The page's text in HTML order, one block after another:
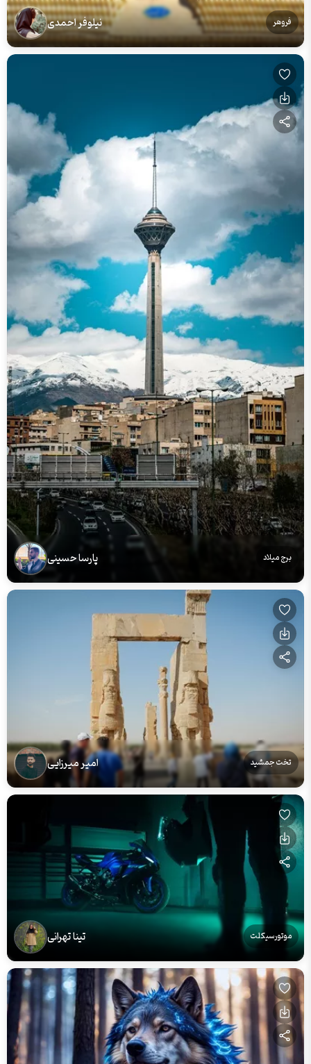
فروهر نیلوفر احمدی
برج میلاد پارسا حسینی
تخت جمشید امیر میرزایی
موتورسیکلت تینا تهرانی